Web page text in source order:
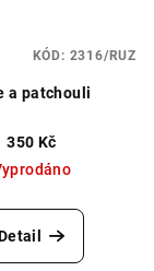
a patchouli
350 Kč
KÓD: 2316/RUZ